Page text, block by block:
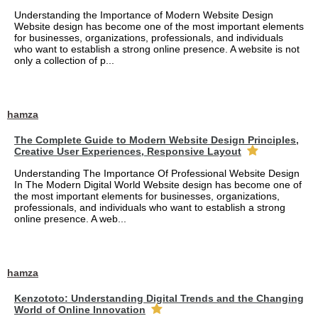
Understanding the Importance of Modern Website Design
Website design has become one of the most important elements
for businesses, organizations, professionals, and individuals
who want to establish a strong online presence. A website is not
only a collection of p...
hamza
The Complete Guide to Modern Website Design Principles,
Creative User Experiences, Responsive Layout
Understanding The Importance Of Professional Website Design
In The Modern Digital World Website design has become one of
the most important elements for businesses, organizations,
professionals, and individuals who want to establish a strong
online presence. A web...
hamza
Kenzototo: Understanding Digital Trends and the Changing
World of Online Innovation